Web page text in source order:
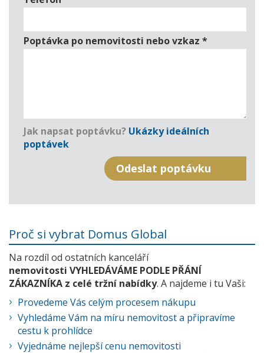
Poptávka po nemovitosti nebo vzkaz *
Jak napsat poptávku? Ukázky ideálních
poptávek
Proč si vybrat Domus Global
Na rozdíl od ostatních kanceláří
nemovitosti VYHLEDÁVÁME PODLE PŘÁNÍ
ZÁKAZNÍKA z celé tržní nabídky. A najdeme i tu Vaši:
Provedeme Vás celým procesem nákupu
Vyhledáme Vám na míru nemovitost a připravíme
cestu k prohlídce
Vyjednáme nejlepší cenu nemovitosti